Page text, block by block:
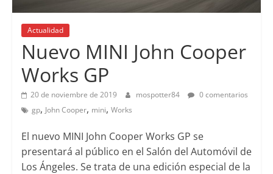
Actualidad
Nuevo MINI John Cooper
Works GP
20 de noviembre de 2019 mospotter84
0 comentarios
gp, John Cooper, mini, Works
El nuevo MINI John Cooper Works GP se
presentará al público en el Salón del Automóvil de
Los Ángeles. Se trata de una edición especial de la